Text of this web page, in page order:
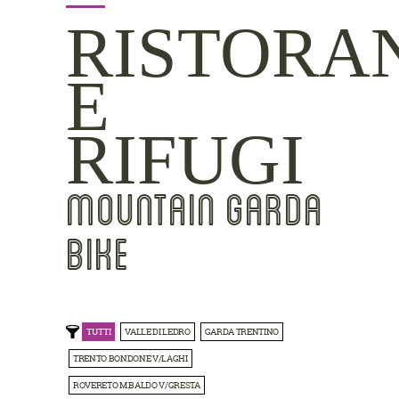
E
RIFUGI
MOUNTAIN GARDA
BIKE
TUTTI VALLE DI LEDRO GARDA TRENTINO
TRENTO BONDONE V/LAGHI
ROVERETO M.BALDO V/GRESTA